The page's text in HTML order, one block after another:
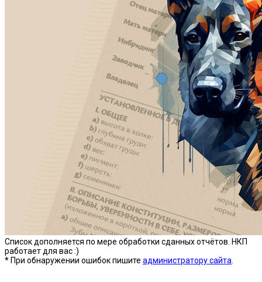
Список дополняется по мере обработки сданных отчётов. НКП
работает для вас :)
* При обнаружении ошибок пишите администратору сайта.